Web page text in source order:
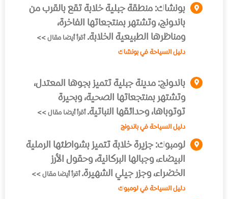
بونشاك:منطقة جبلية خلابة تقع بالقرب من
باندونج، وتشتهر بمنتجعاتها الفاخرة،
ومناظرها الطبيعية الخلابة.أقرأ أيضا مقال >>
دليل السياحة في بونشاك
باندونج:مدينة جبلية تتميز بجوها المعتدل،
وتشتهر بمنتجعاتها الصحية، وبحيرة
توتوباها، وحدائقها النباتية.أقرأ أيضا مقال >>
دليل السياحة في باندونج
لومبوك:جزيرة خلابة تتميز بشواطئها الرملية
البيضاء، وجبالها البركانية، وحقول الأرز
الخضراء، وجزر جيلي الشهيرة.أقرأ أيضا مقال >>
دليل السياحة في لومبوك